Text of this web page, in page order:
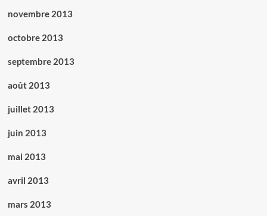
novembre 2013
octobre 2013
septembre 2013
août 2013
juillet 2013
juin 2013
mai 2013
avril 2013
mars 2013